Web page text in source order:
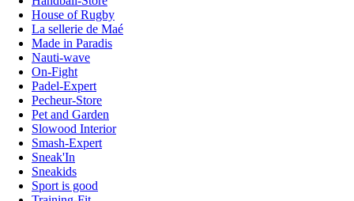
House of Rugby
La sellerie de Maé
Made in Paradis
Nauti-wave
On-Fight
Padel-Expert
Pecheur-Store
Pet and Garden
Slowood Interior
Smash-Expert
Sneak'In
Sneakids
Sport is good